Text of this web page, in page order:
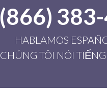
(866)
HABLAMOS
CHÚNG TÔI NÓI